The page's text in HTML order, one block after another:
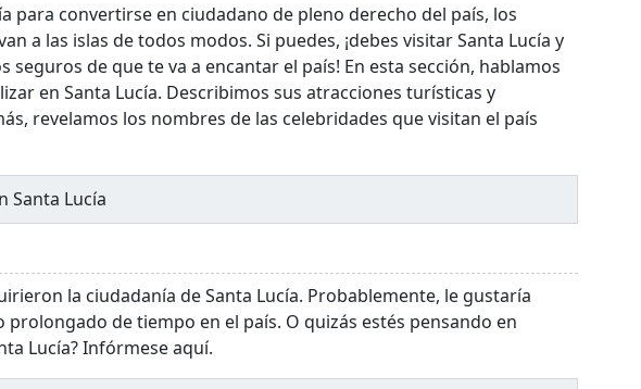
para convertirse en ciudadano de pleno derecho del país, los
a las islas de todos modos. Si puedes, ¡debes visitar Santa Lucía y
seguros de que te va a encantar el país! En esta sección, hablamos
en Santa Lucía. Describimos sus atracciones turísticas y
revelamos los nombres de las celebridades que visitan el país
Santa Lucía
la ciudadanía de Santa Lucía. Probablemente, le gustaría
de tiempo en el país. O quizás estés pensando en
Lucía? Infórmese aquí.